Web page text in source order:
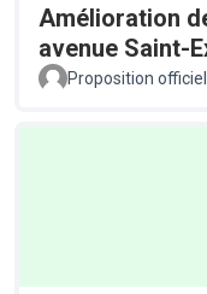
Amélioration
avenue Saint-
Proposition